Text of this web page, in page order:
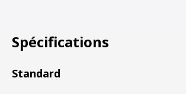
Spécifications
Standard